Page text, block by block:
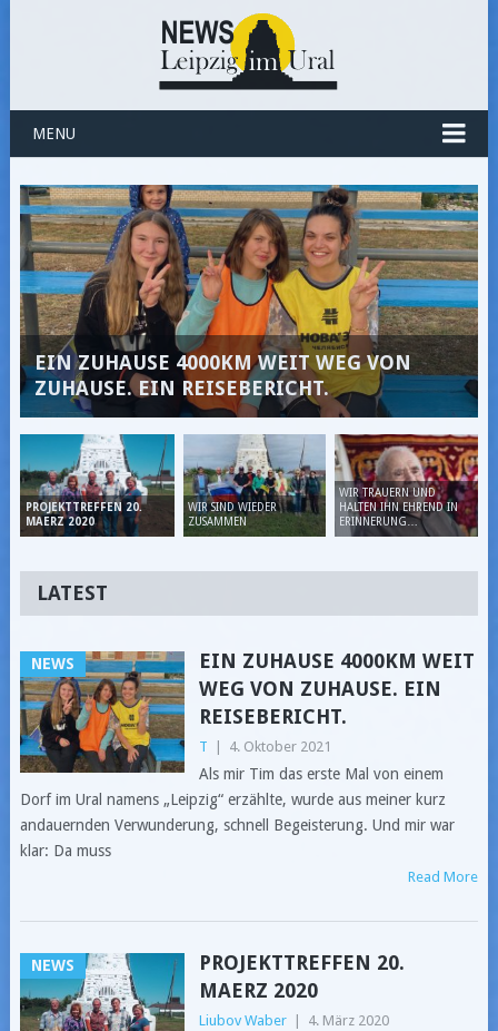
MENU
EIN ZUHAUSE 4000KM WEIT WEG VON
ZUHAUSE. EIN REISEBERICHT.
PROJEKTTREFFEN 20.
MAERZ 2020
WIR TRAUERN UND
HALTEN IHN EHREND IN
ERINNERUNG…
WIR SIND WIEDER
ZUSAMMEN
LATEST
NEWS
EIN ZUHAUSE 4000KM WEIT
WEG VON ZUHAUSE. EIN
REISEBERICHT.
T | 4. Oktober 2021
Als mir Tim das erste Mal von einem
Dorf im Ural namens „Leipzig“ erzählte, wurde aus meiner kurz
andauernden Verwunderung, schnell Begeisterung. Und mir war
klar: Da muss
Read More
NEWS
PROJEKTTREFFEN 20.
MAERZ 2020
Liubov Waber | 4. März 2020